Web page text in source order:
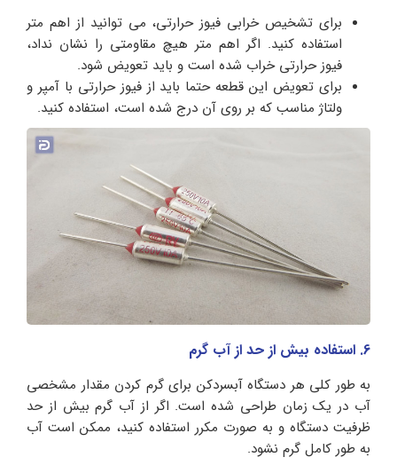
برای تشخیص خرابی فیوز حرارتی، می‌ توانید از اهم‌ متر
استفاده کنید. اگر اهم‌ متر هیچ مقاومتی را نشان نداد،
فیوز حرارتی خراب شده است و باید تعویض شود.
برای تعویض این قطعه حتما باید از فیوز حرارتی با آمپر و
ولتاژ مناسب که بر روی آن درج شده است، استفاده کنید.
6. استفاده بیش از حد از آب گرم
به طور کلی هر دستگاه آبسردکن برای گرم کردن مقدار مشخصی
آب در یک زمان طراحی شده است. اگر از آب گرم بیش از حد
ظرفیت دستگاه و به صورت مکرر استفاده کنید، ممکن است آب
به طور کامل گرم نشود.